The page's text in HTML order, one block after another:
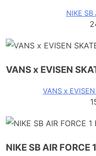
NIKE SB
VANS x EVISEN
VANS x
NIKE SB AIR FORCE